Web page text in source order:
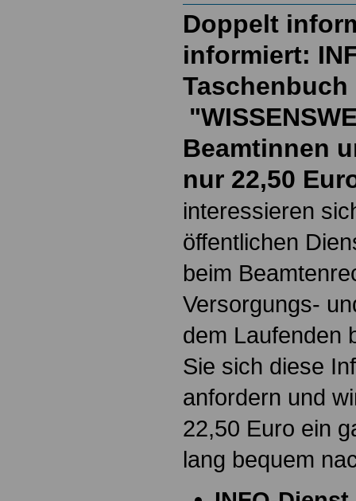
Doppelt
informiert:
Taschenbuch
Beamtinnen
nur 22,50
interessieren
öffentlichen
beim
Versorgungs-
dem Laufenden
Sie sich diese
anfordern und
22,50 Euro ein
lang bequem